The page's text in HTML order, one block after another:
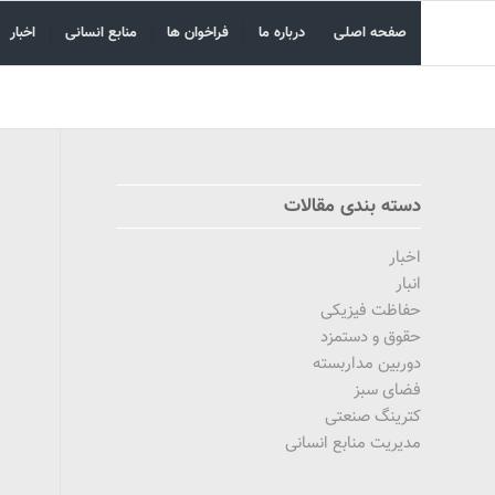
صفحه اصلی درباره ما فراخوان ها منابع انسانی اخبار
دسته بندی مقالات
اخبار
انبار
حفاظت فیزیکی
حقوق و دستمزد
دوربین مداربسته
فضای سبز
کترینگ صنعتی
مدیریت منابع انسانی